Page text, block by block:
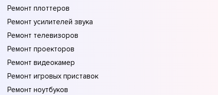
Ремонт плоттеров
Ремонт усилителей звука
Ремонт телевизоров
Ремонт проекторов
Ремонт видеокамер
Ремонт игровых приставок
Ремонт ноутбуков